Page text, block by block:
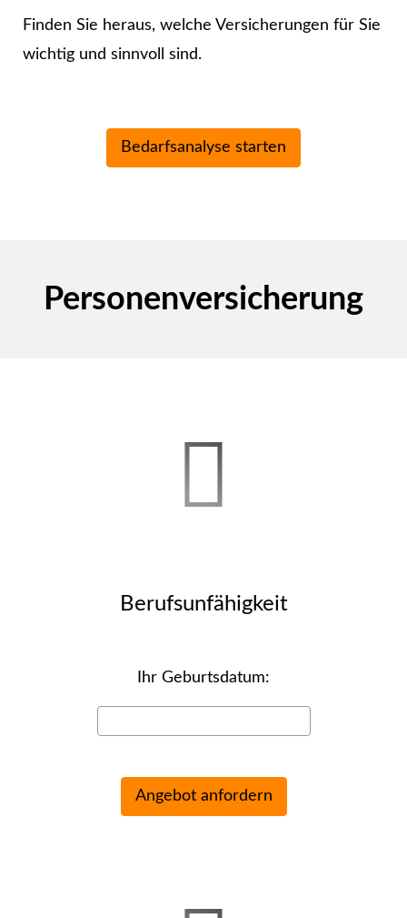
Finden Sie heraus, welche Versicherungen für Sie
wichtig und sinnvoll sind.
Per­sonenversicherung
Berufs­unfähig­keit
Ihr Geburts­datum: